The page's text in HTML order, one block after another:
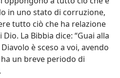
in uno stato di corruzione,
tutto ciò che ha relazione
La Bibbia dice: “Guai alla
è sceso a voi, avendo
un breve periodo di
.